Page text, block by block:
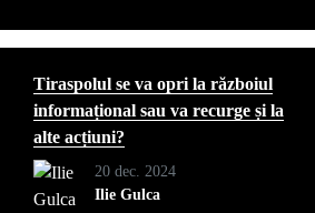
Tiraspolul se va opri la războiul
informațional sau va recurge și la
alte acțiuni?
20 dec. 2024
Ilie Gulca